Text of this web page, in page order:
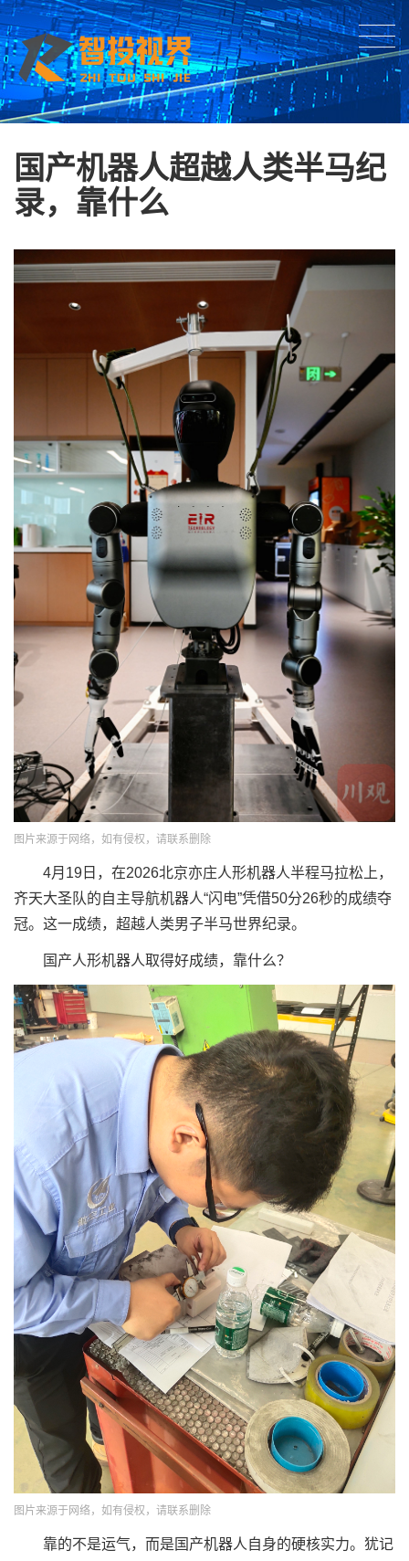
国产机器人超越人类半马纪
录，靠什么
图片来源于网络，如有侵权，请联系删除
4月19日，在2026北京亦庄人形机器人半程马拉松上，
齐天大圣队的自主导航机器人“闪电”凭借50分26秒的成绩夺
冠。这一成绩，超越人类男子半马世界纪录。
国产人形机器人取得好成绩，靠什么？
图片来源于网络，如有侵权，请联系删除
靠的不是运气，而是国产机器人自身的硬核实力。犹记